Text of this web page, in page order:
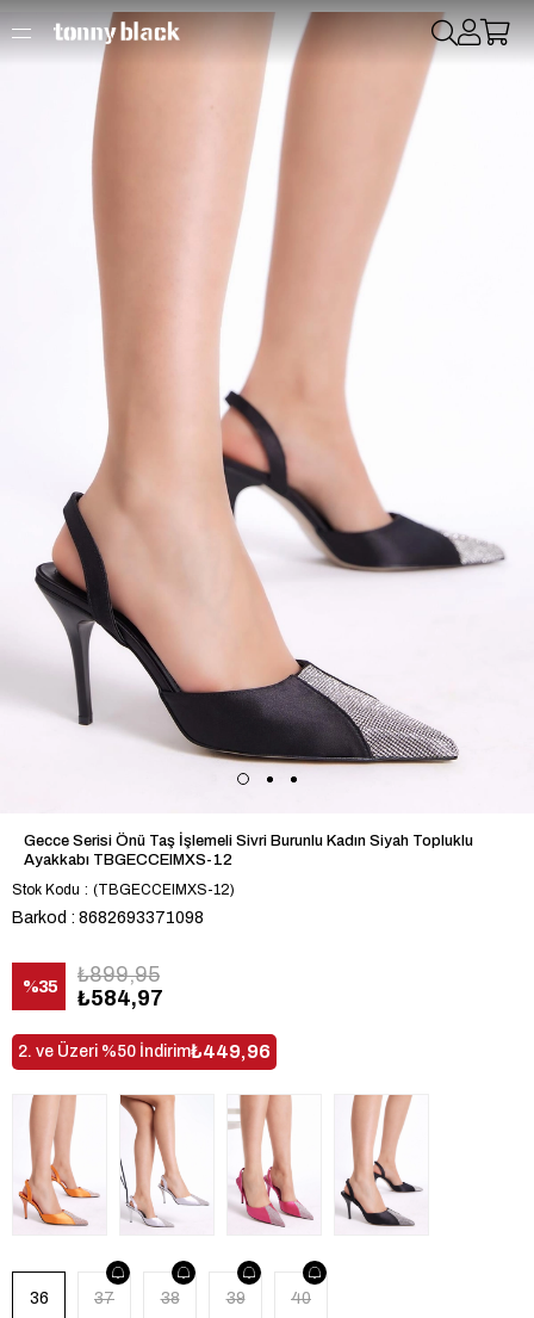
Gecce Serisi Önü Taş İşlemeli Sivri Burunlu Kadın Siyah Topluklu
Ayakkabı TBGECCEIMXS-12
Stok Kodu
(TBGECCEIMXS-12)
Barkod : 8682693371098
%35
İndirim
₺899,95
₺584,97
2. ve Üzeri %50 İndirim₺449,96
36 37 38 39 40